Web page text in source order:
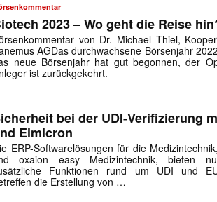
2023 – Wo geht die Reise
von Dr. Michael Thiel,
AGDas durchwachsene Börsenjahr
neue Börsenjahr hat gut begonnen, der
ist zurückgekehrt.
bei der UDI-Verifizierung
Elmicron
ERP-Softwarelösungen für die
oxaion easy Medizintechnik, bieten
Funktionen rund um UDI und
die Erstellung von …